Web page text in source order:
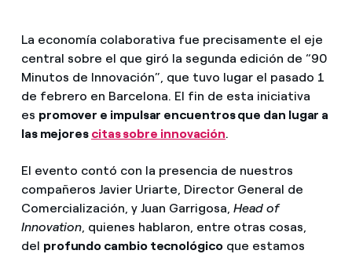
La economía colaborativa fue precisamente el eje
central sobre el que giró la segunda edición de “90
Minutos de Innovación”, que tuvo lugar el pasado 1
de febrero en Barcelona. El fin de esta iniciativa
es promover e impulsar encuentros que dan lugar a
las mejores citas sobre innovación.
El evento contó con la presencia de nuestros
compañeros Javier Uriarte, Director General de
Comercialización, y Juan Garrigosa, Head of
Innovation, quienes hablaron, entre otras cosas,
del profundo cambio tecnológicoque estamos